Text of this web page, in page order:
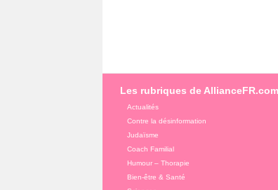
Les rubriques de AllianceFR.com
Actualités
Contre la désinformation
Judaïsme
Coach Familial
Humour – Thorapie
Bien-être & Santé